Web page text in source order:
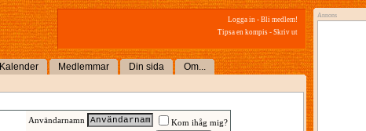
Logga in - Bli medlem!
Tipsa en kompis - Skriv ut
Kalender Medlemmar Din sida Om...
Användarnamn
Kom ihåg mig?
Annons